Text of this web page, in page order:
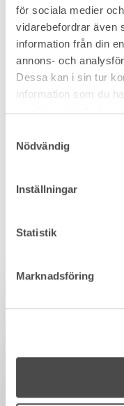
för sociala medier
vidarebefordrar även
information från din
annons- och
Dessa kan i sin tur
information som du
Nödvändig
Inställningar
Statistik
Marknadsföring